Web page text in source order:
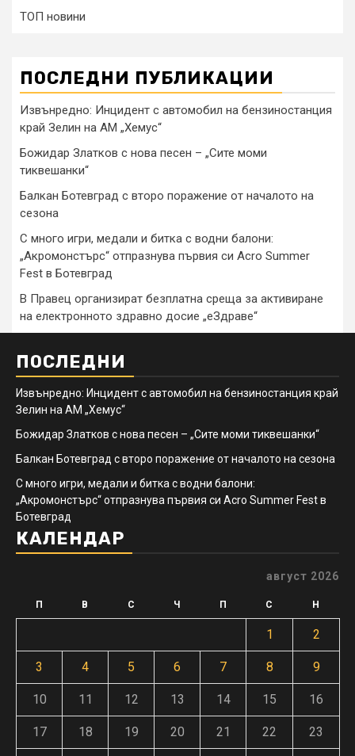
ТОП новини
ПОСЛЕДНИ ПУБЛИКАЦИИ
Извънредно: Инцидент с автомобил на бензиностанция
край Зелин на АМ „Хемус“
Божидар Златков с нова песен – „Сите моми
тиквешанки“
Балкан Ботевград с второ поражение от началото на
сезона
С много игри, медали и битка с водни балони:
„Акромонстърс“ отпразнува първия си Acro Summer
Fest в Ботевград
В Правец организират безплатна среща за активиране
на електронното здравно досие „еЗдраве“
ПОСЛЕДНИ
Извънредно: Инцидент с автомобил на бензиностанция край
Зелин на АМ „Хемус“
Божидар Златков с нова песен – „Сите моми тиквешанки“
Балкан Ботевград с второ поражение от началото на сезона
С много игри, медали и битка с водни балони:
„Акромонстърс“ отпразнува първия си Acro Summer Fest в
Ботевград
КАЛЕНДАР
август 2026
П В С Ч П С Н
1 2
3 4 5 6 7 8 9
10 11 12 13 14 15 16
17 18 19 20 21 22 23